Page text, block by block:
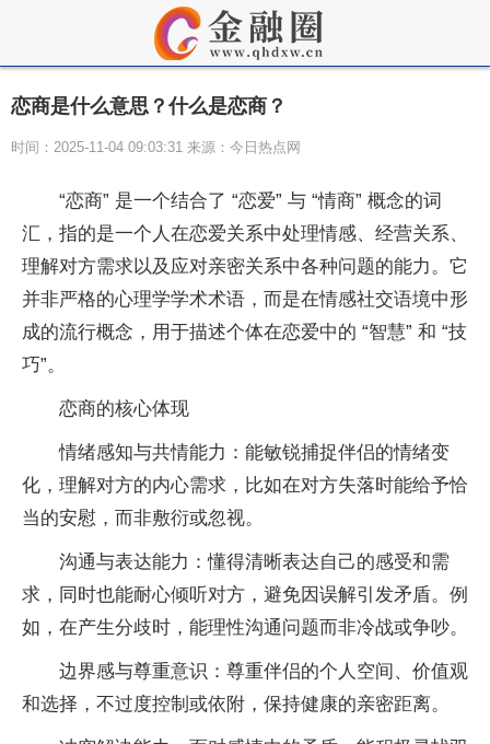
恋商是什么意思？什么是恋商？
时间：2025-11-04 09:03:31 来源：今日热点网
“恋商” 是一个结合了 “恋爱” 与 “情商” 概念的词
汇，指的是一个人在恋爱关系中处理情感、经营关系、
理解对方需求以及应对亲密关系中各种问题的能力。它
并非严格的心理学学术术语，而是在情感社交语境中形
成的流行概念，用于描述个体在恋爱中的 “智慧” 和 “技
巧”。
恋商的核心体现
情绪感知与共情能力：能敏锐捕捉伴侣的情绪变
化，理解对方的内心需求，比如在对方失落时能给予恰
当的安慰，而非敷衍或忽视。
沟通与表达能力：懂得清晰表达自己的感受和需
求，同时也能耐心倾听对方，避免因误解引发矛盾。例
如，在产生分歧时，能理性沟通问题而非冷战或争吵。
边界感与尊重意识：尊重伴侣的个人空间、价值观
和选择，不过度控制或依附，保持健康的亲密距离。